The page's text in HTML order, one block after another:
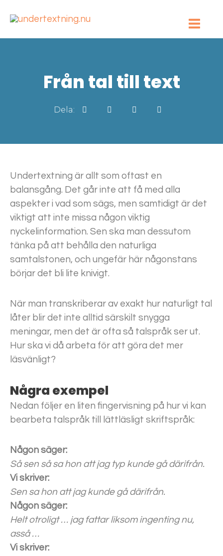
Från tal till text
Dela:
Undertextning är allt som oftast en
balansgång. Det går inte att få med alla
aspekter i vad som sägs, men samtidigt är det
viktigt att inte missa någon viktig
nyckelinformation. Sen ska man dessutom
tänka på att behålla den naturliga
samtalstonen, och ungefär här någonstans
börjar det bli lite knivigt.
När man transkriberar av exakt hur naturligt tal
låter blir det inte alltid särskilt snygga
meningar, men det är ofta så talspråk ser ut.
Hur ska vi då arbeta för att göra det mer
läsvänligt?
Några exempel
Nedan följer en liten fingervisning på hur vi kan
bearbeta talspråk till lättläsligt skriftspråk:
Någon säger:
Så sen så sa hon att jag typ kunde gå därifrån.
Vi skriver:
Sen sa hon att jag kunde gå därifrån.
Någon säger:
Helt otroligt … jag fattar liksom ingenting nu,
asså …
Vi skriver: